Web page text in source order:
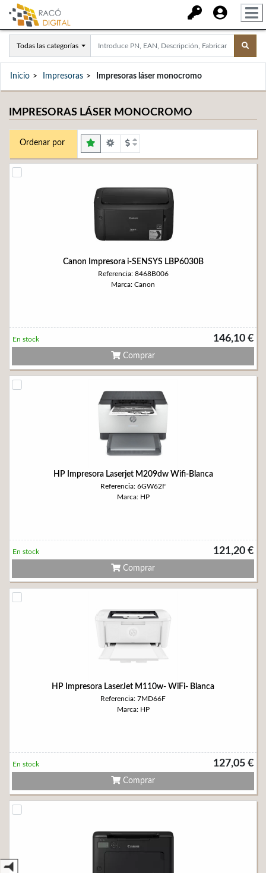
Todas las categorías
Inicio Impresoras Impresoras láser monocromo
IMPRESORAS LÁSER MONOCROMO
Ordenar por
Canon Impresora i-SENSYS LBP6030B
Referencia: 8468B006
Marca: Canon
146,10 €
En stock
Comprar
HP Impresora Laserjet M209dw Wifi-Blanca
Referencia: 6GW62F
Marca: HP
121,20 €
En stock
Comprar
HP Impresora LaserJet M110w- WiFi- Blanca
Referencia: 7MD66F
Marca: HP
127,05 €
En stock
Comprar